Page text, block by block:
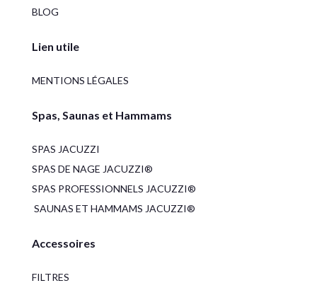
BLOG
Lien utile
MENTIONS LÉGALES
Spas, Saunas et Hammams
SPAS JACUZZI
SPAS DE NAGE JACUZZI®
SPAS PROFESSIONNELS JACUZZI®
SAUNAS ET HAMMAMS JACUZZI®
Accessoires
FILTRES